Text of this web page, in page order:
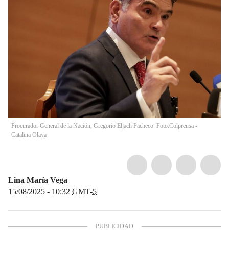
Procurador General de la Nación, Gregorio Eljach Pacheco. Foto:Colprensa -
Catalina Olaya
Lina María Vega
15/08/2025 - 10:32 GMT-5